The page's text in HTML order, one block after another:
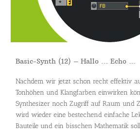
Basic-Synth (12) – Hallo … Echo …
Nachdem wir jetzt schon recht effektiv
Tonhöhen und Klangfarben einwirken
Synthesizer noch Zugriff auf Raum und
wird wieder eine bestechend einfache
Bauteile und ein bisschen Mathematik